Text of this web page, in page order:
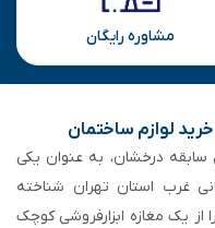
مشاوره رایگان
لوازم ساختمان
خاجی‌ با بیش از ۵۰ سال سابقه‌ درخشان، به عنوان یکی
غرب استان تهران شناخته
یک مغازه ابزارفروشی کوچک